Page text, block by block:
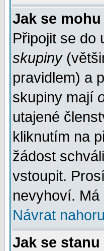
Jak se
Připojit se do
skupiny
pravidlem) a
skupiny mají
utajené
kliknutím na
žádost
vstoupit.
nevyhoví. Má
Návrat nahoru
Jak se